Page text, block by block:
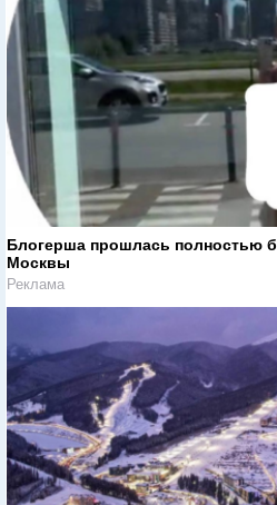
Блогерша прошлась полностью
Москвы
Реклама